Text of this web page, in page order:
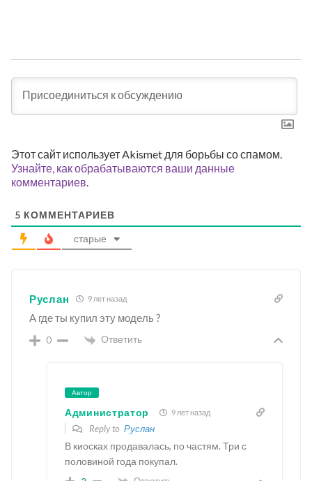
Этот сайт использует Akismet для борьбы со спамом.
Узнайте, как обрабатываются ваши данные
комментариев.
5 КОММЕНТАРИЕВ
старые
Руслан 9 лет назад
А где ты купил эту модель ?
0 Ответить
Автор
Администратор 9 лет назад
Reply to Руслан
В киосках продавалась, по частям. Три с
половиной года покупал.